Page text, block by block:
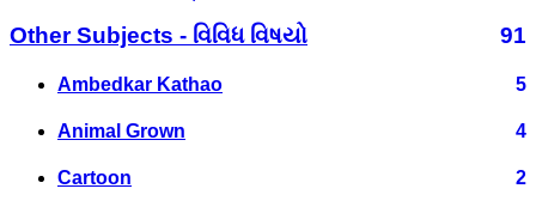
Other Subjects - વિવિધ વિષયો
91
Ambedkar Kathao 5
Animal Grown 4
Cartoon 2